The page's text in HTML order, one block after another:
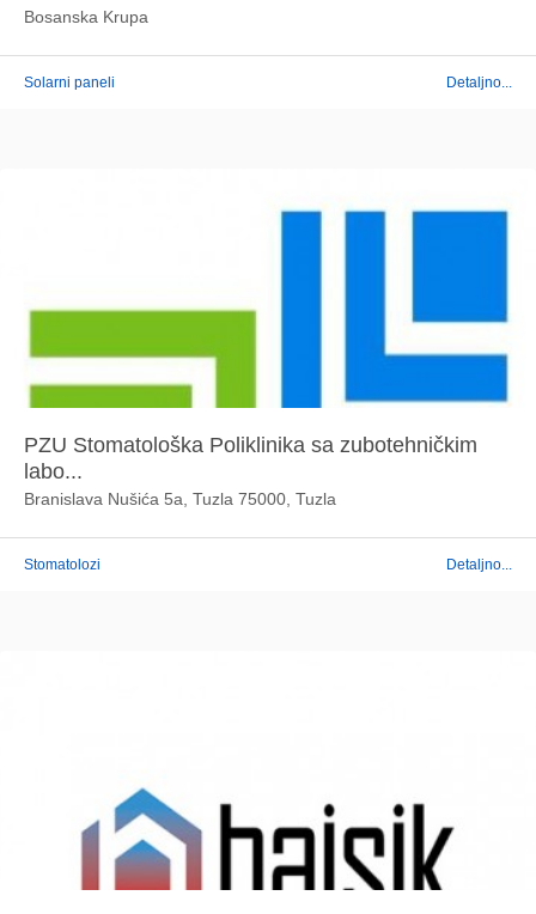
Bosanska Krupa
Solarni paneli Detaljno...
PZU Stomatološka Poliklinika sa zubotehničkim
labo...
Branislava Nušića 5a, Tuzla 75000, Tuzla
Stomatolozi Detaljno...